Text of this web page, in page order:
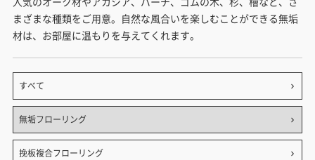
まざまな種類をご用意。自然な風合いを楽しむことができる無垢
材は、お部屋に温もりを与えてくれます。
すべて
無垢フローリング
挽板複合フローリング